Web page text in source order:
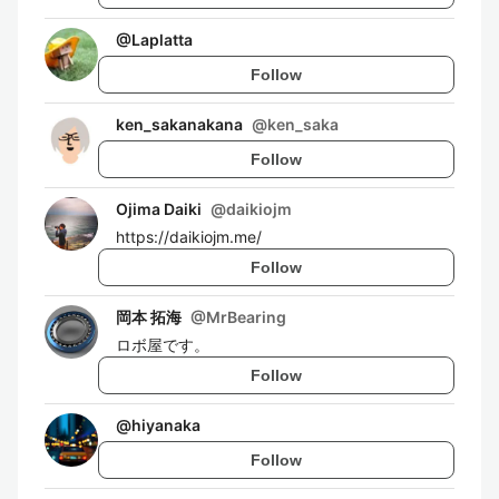
@Laplatta
Follow
ken_sakanakana @ken_saka
Follow
Ojima Daiki @daikiojm
https://daikiojm.me/
Follow
岡本 拓海 @MrBearing
ロボ屋です。
Follow
@hiyanaka
Follow